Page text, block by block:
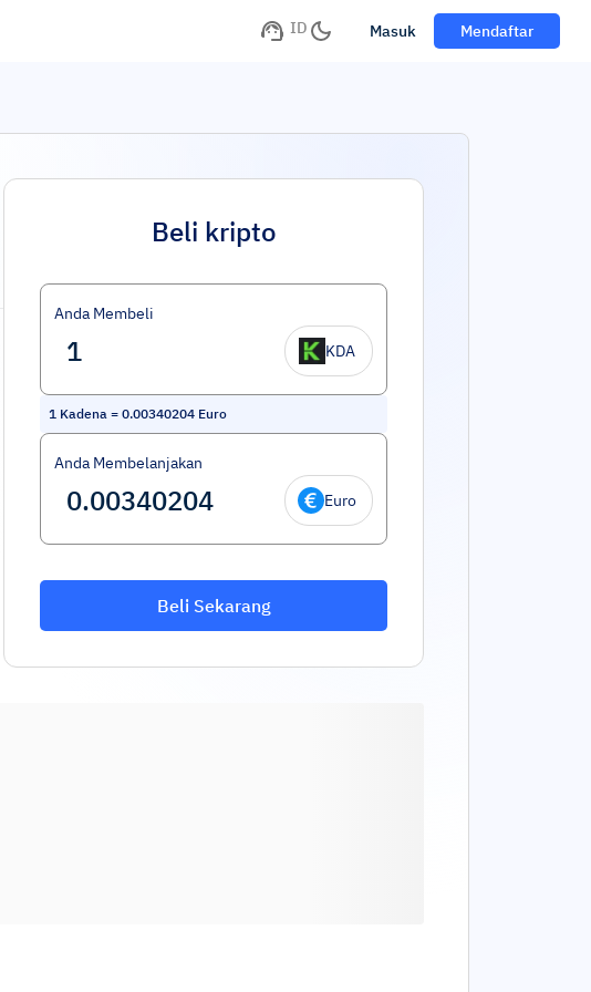
ID Masuk Mendaftar
Beli kripto
Anda Membeli
KDA
1 Kadena = 0.00340204 Euro
Anda Membelanjakan
Euro
Beli Sekarang